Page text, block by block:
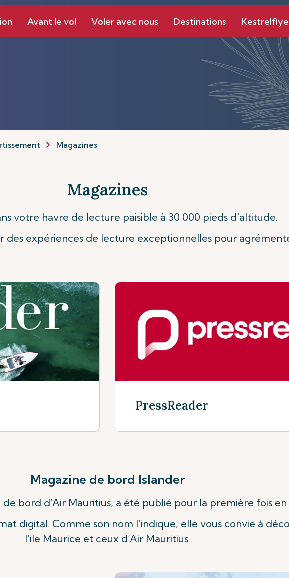
Avant le vol Voler avec nous Destinations
Magazines
Magazines
votre havre de lecture paisible à 30 000 pieds d'altitude.
des expériences de lecture exceptionnelles pour
PressReader
Voir plus
Magazine de bord Islander
de bord d’Air Mauritius, a été publié pour la première fois en
digital. Comme son nom l’indique, elle vous convie à
l’ile Maurice et ceux d’Air Mauritius.